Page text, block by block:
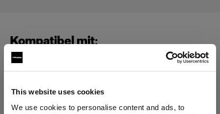
This website uses cookies
We use cookies to personalise content and ads, to
Kompatibel mit: